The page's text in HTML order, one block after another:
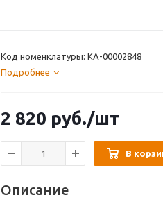
Код номенклатуры: КА-00002848
Подробнее
2 820 руб./шт
В
Описание